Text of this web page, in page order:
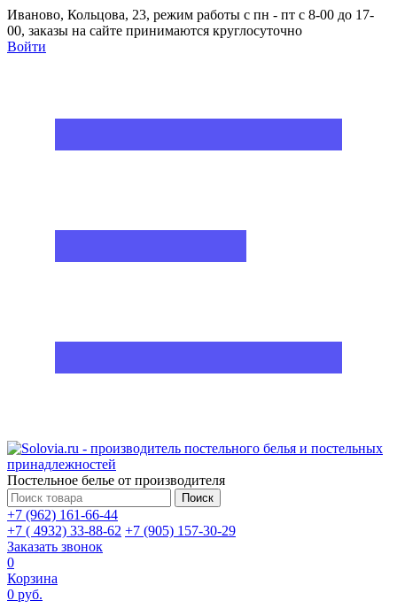
Иваново, Кольцова, 23, режим работы с пн - пт с 8-00 до 17-
00, заказы на сайте принимаются круглосуточно
Войти
Постельное белье от производителя
Поиск
+7 (962) 161-66-44
+7 ( 4932) 33-88-62 +7 (905) 157-30-29
Заказать звонок
0
Корзина
0 руб.